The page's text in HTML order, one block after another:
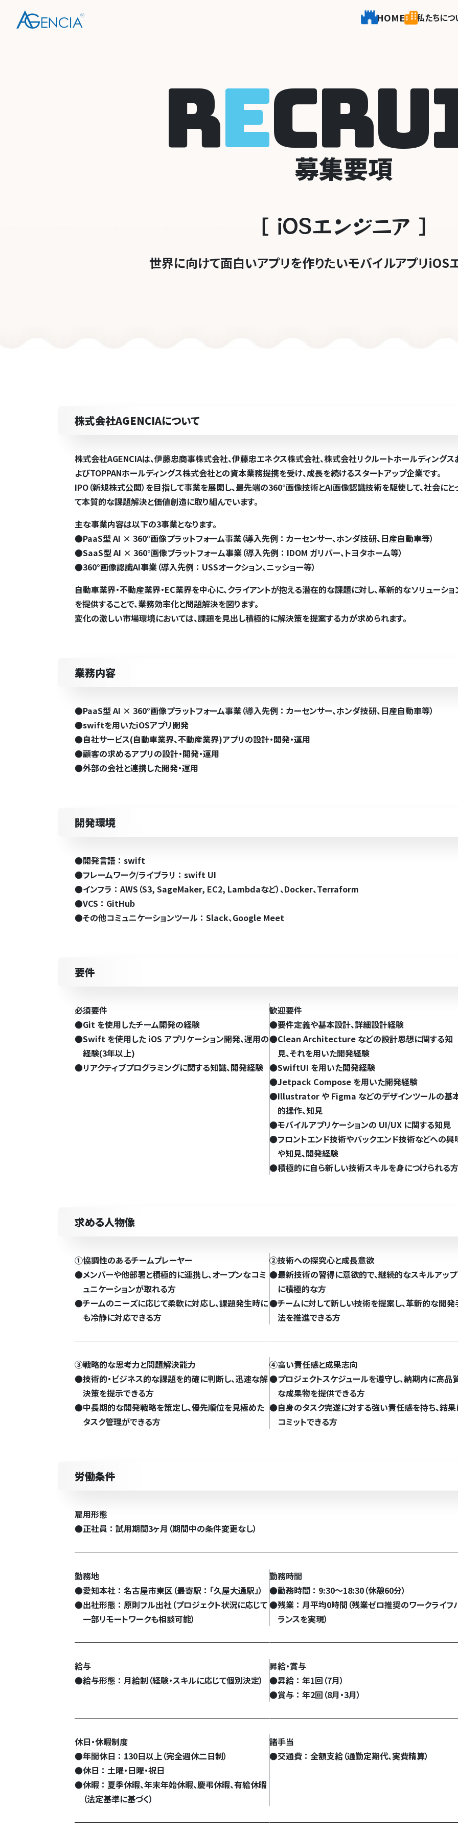
HOME 私たちにつ
募集要項
RECRU
［ iOSエンジニア ］
世界に向けて面白いアプリを作りたいモバイルアプリiOS
株式会社AGENCIAについて
株式会社AGENCIAは、伊藤忠商事株式会社、伊藤忠エネクス株式会社、株式会社リクルートホールディングス
よびTOPPANホールディングス株式会社との資本業務提携を受け、成長を続けるスタートアップ企業です。
IPO（新規株式公開）を目指して事業を展開し、最先端の360°画像技術とAI画像認識技術を駆使して、社会にと
て本質的な課題解決と価値創造に取り組んでいます。
主な事業内容は以下の3事業となります。
●PaaS型 AI × 360°画像プラットフォーム事業（導入先例 ： カーセンサー、ホンダ技研、日産自動車等）
●SaaS型 AI × 360°画像プラットフォーム事業（導入先例 ： IDOM ガリバー、トヨタホーム等）
●360°画像認識AI事業（導入先例 ： USSオークション、ニッショー等）
自動車業界・不動産業界・EC業界を中心に、クライアントが抱える潜在的な課題に対し、革新的なソリューショ
を提供することで、業務効率化と問題解決を図ります。
変化の激しい市場環境においては、課題を見出し積極的に解決策を提案する力が求められます。
業務内容
●PaaS型 AI × 360°画像プラットフォーム事業（導入先例 ： カーセンサー、ホンダ技研、日産自動車等）
●swiftを用いたiOSアプリ開発
●自社サービス(自動車業界、不動産業界)アプリの設計・開発・運用
●顧客の求めるアプリの設計・開発・運用
●外部の会社と連携した開発・運用
開発環境
●開発言語 ： swift
●フレームワーク/ライブラリ ： swift UI
●インフラ ： AWS（S3, SageMaker, EC2, Lambdaなど）、Docker、Terraform
●VCS ： GitHub
●その他コミュニケーションツール ： Slack、Google Meet
要件
必須要件
●Git を使用したチーム開発の経験
●Swift を使用した iOS アプリケーション開発、運用の
経験(3年以上)
●リアクティブプログラミングに関する知識、開発経験
歓迎要件
●要件定義や基本設計、詳細設計経験
●Clean Architecture などの設計思想に関する知
見、それを用いた開発経験
●SwiftUI を用いた開発経験
●Jetpack Compose を用いた開発経験
●Illustrator や Figma などのデザインツールの基
的操作、知見
●モバイルアプリケーションの UI/UX に関する知見
●フロントエンド技術やバックエンド技術などへの興
や知見、開発経験
●積極的に自ら新しい技術スキルを身につけられる方
求める人物像
①協調性のあるチームプレーヤー
●メンバーや他部署と積極的に連携し、オープンなコミ
ュニケーションが取れる方
●チームのニーズに応じて柔軟に対応し、課題発生時に
も冷静に対応できる方
②技術への探究心と成長意欲
●最新技術の習得に意欲的で、継続的なスキルアップ
に積極的な方
●チームに対して新しい技術を提案し、革新的な開発
法を推進できる方
③戦略的な思考力と問題解決能力
●技術的・ビジネス的な課題を的確に判断し、迅速な解
決策を提示できる方
●中長期的な開発戦略を策定し、優先順位を見極めた
タスク管理ができる方
④高い責任感と成果志向
●プロジェクトスケジュールを遵守し、納期内に高品
な成果物を提供できる方
●自身のタスク完遂に対する強い責任感を持ち、結果
コミットできる方
労働条件
雇用形態
●正社員 ： 試用期間3ヶ月（期間中の条件変更なし）
勤務地
●愛知本社 ： 名古屋市東区（最寄駅 ： 「久屋大通駅」）
●出社形態 ： 原則フル出社（プロジェクト状況に応じて
一部リモートワークも相談可能）
勤務時間
●勤務時間 ： 9:30～18:30（休憩60分）
●残業 ： 月平均0時間（残業ゼロ推奨のワークライフ
ランスを実現）
給与
●給与形態 ： 月給制（経験・スキルに応じて個別決定）
昇給・賞与
●昇給 ： 年1回（7月）
●賞与 ： 年2回（8月・3月）
休日・休暇制度
●年間休日 ： 130日以上（完全週休二日制）
●休日 ： 土曜・日曜・祝日
●休暇 ： 夏季休暇、年末年始休暇、慶弔休暇、有給休暇
（法定基準に基づく）
諸手当
●交通費 ： 全額支給（通勤定期代、実費精算）